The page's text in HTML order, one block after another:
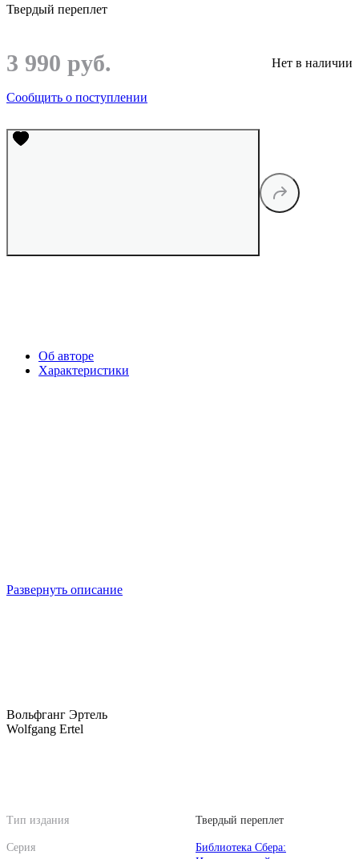
Твердый переплет
3 990 руб. Нет в наличии
Сообщить о поступлении
Об авторе
Характеристики
Развернуть описание
Вольфганг Эртель
Wolfgang Ertel
Тип издания Твердый переплет
Серия
Библиотека Сбера: